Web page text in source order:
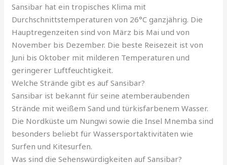
Sansibar hat ein tropisches Klima mit
Durchschnittstemperaturen von 26°C ganzjährig. Die
Hauptregenzeiten sind von März bis Mai und von
November bis Dezember. Die beste Reisezeit ist von
Juni bis Oktober mit milderen Temperaturen und
geringerer Luftfeuchtigkeit.
Welche Strände gibt es auf Sansibar?
Sansibar ist bekannt für seine atemberaubenden
Strände mit weißem Sand und türkisfarbenem Wasser.
Die Nordküste um Nungwi sowie die Insel Mnemba sind
besonders beliebt für Wassersportaktivitäten wie
Surfen und Kitesurfen.
Was sind die Sehenswürdigkeiten auf Sansibar?